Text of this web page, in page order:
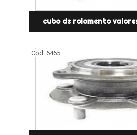
cubo de rolamento
Cod.:6465